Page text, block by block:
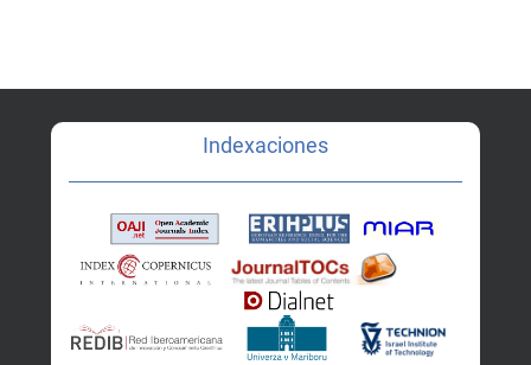
Indexaciones